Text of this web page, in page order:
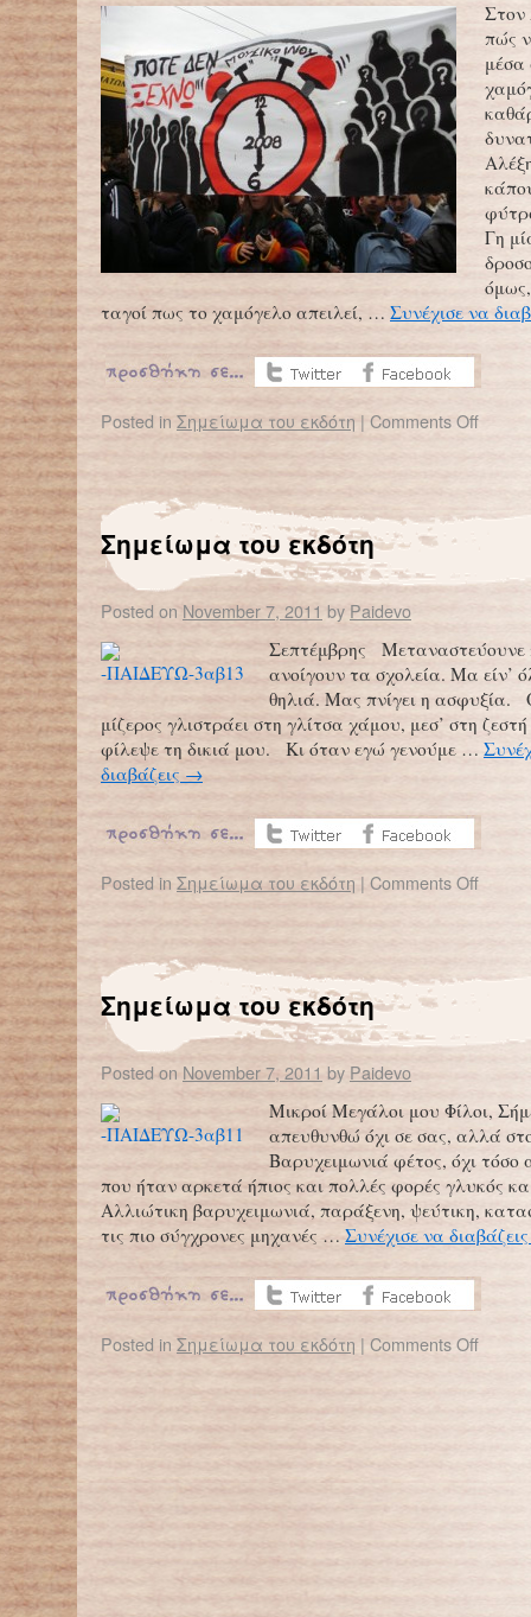
πώς
μέσα
Γη
ταγοί πως το χαμόγελο απειλεί, … Συνέχισε να
Posted in Σημείωμα του εκδότη | Comments Off
Σημείωμα του εκδότη
Posted on November 7, 2011 by Paidevo
Σεπτέμβρης Μεταναστεύουνε
ανοίγουν τα σχολεία. Μα είν’
θηλιά. Μας πνίγει η ασφυξία.
μίζερος γλιστράει στη γλίτσα χάμου, μεσ’ στη
φίλεψε τη δικιά μου. Κι όταν εγώ γενούμε …
διαβάζεις →
Posted in Σημείωμα του εκδότη | Comments Off
Σημείωμα του εκδότη
Posted on November 7, 2011 by Paidevo
Μικροί Μεγάλοι μου Φίλοι,
απευθυνθώ όχι σε σας, αλλά
Βαρυχειμωνιά φέτος, όχι τόσο
που ήταν αρκετά ήπιος και πολλές φορές γλυκός
Αλλιώτικη βαρυχειμωνιά, παράξενη, ψεύτικη,
τις πιο σύγχρονες μηχανές …Συνέχισε να
Posted in Σημείωμα του εκδότη | Comments Off